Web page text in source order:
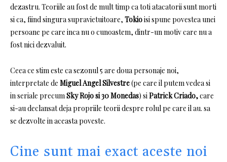
dezastru. Teoriile au fost de mult timp ca toti atacatorii sunt morti
si ca, fiind singura supravietuitoare, Tokioisi spune povestea unei
persoane pe care inca nu o cunoastem, dintr-un motiv care nu a
fost nici dezvaluit.
Ceea ce stim este ca sezonul 5 are doua personaje noi,
interpretate de Miguel Angel Silvestre(pe care il putem vedea si
in seriale precumSky Rojosi 30 Monedas) siPatrick Criado,care
si-au declansat deja propriile teorii despre rolul pe care il au. sa
se dezvolte in aceasta poveste.
Cine sunt mai exact aceste noi